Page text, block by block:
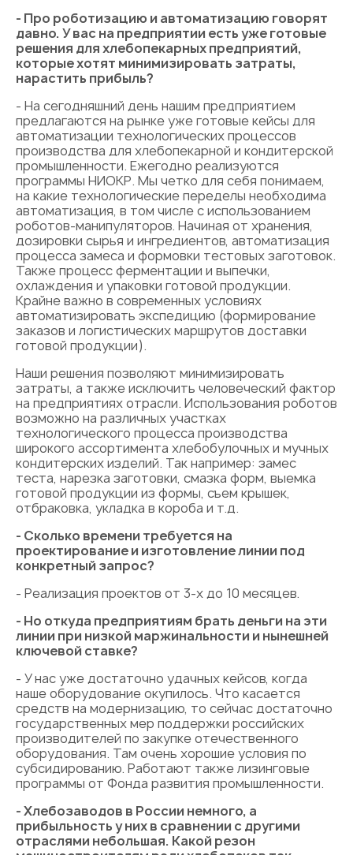
- Про роботизацию и автоматизацию говорят
давно. У вас на предприятии есть уже готовые
решения для хлебопекарных предприятий,
которые хотят минимизировать затраты,
нарастить прибыль?
- На сегодняшний день нашим предприятием
предлагаются на рынке уже готовые кейсы для
автоматизации технологических процессов
производства для хлебопекарной и кондитерской
промышленности. Ежегодно реализуются
программы НИОКР. Мы четко для себя понимаем,
на какие технологические переделы необходима
автоматизация, в том числе с использованием
роботов-манипуляторов. Начиная от хранения,
дозировки сырья и ингредиентов, автоматизация
процесса замеса и формовки тестовых заготовок.
Также процесс ферментации и выпечки,
охлаждения и упаковки готовой продукции.
Крайне важно в современных условиях
автоматизировать экспедицию (формирование
заказов и логистических маршрутов доставки
готовой продукции).
Наши решения позволяют минимизировать
затраты, а также исключить человеческий фактор
на предприятиях отрасли. Использования роботов
возможно на различных участках
технологического процесса производства
широкого ассортимента хлебобулочных и мучных
кондитерских изделий. Так например: замес
теста, нарезка заготовки, смазка форм, выемка
готовой продукции из формы, съем крышек,
отбраковка, укладка в короба и т.д.
- Сколько времени требуется на
проектирование и изготовление линии под
конкретный запрос?
- Реализация проектов от 3-х до 10 месяцев.
- Но откуда предприятиям брать деньги на эти
линии при низкой маржинальности и нынешней
ключевой ставке?
- У нас уже достаточно удачных кейсов, когда
наше оборудование окупилось. Что касается
средств на модернизацию, то сейчас достаточно
государственных мер поддержки российских
производителей по закупке отечественного
оборудования. Там очень хорошие условия по
субсидированию. Работают также лизинговые
программы от Фонда развития промышленности.
- Хлебозаводов в России немного, а
прибыльность у них в сравнении с другими
отраслями небольшая. Какой резон